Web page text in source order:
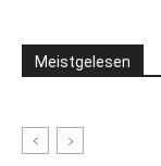
Meistgelesen